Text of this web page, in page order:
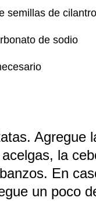
semillas de
de sodio
Agregue
la
En
un poco